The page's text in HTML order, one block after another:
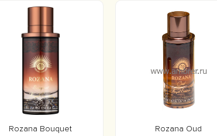
Rozana Bouquet Rozana Oud